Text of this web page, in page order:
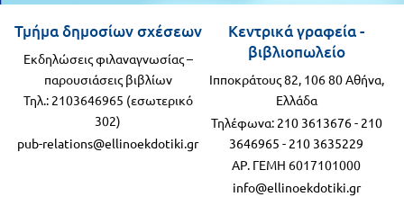
Κεντρικά γραφεία -
βιβλιοπωλείο
Ιπποκράτους 82, 106 80 Αθήνα,
Ελλάδα
Τηλέφωνα: 210 3613676- 210
3646965 - 210 3635229
ΑΡ. ΓΕΜΗ 6017101000
info@ellinoekdotiki.gr
Τμήμα δημοσίων σχέσεων
Εκδηλώσεις φιλαναγνωσίας –
παρουσιάσεις βιβλίων
Τηλ.: 2103646965 (εσωτερικό
302)
pub-relations@ellinoekdotiki.gr